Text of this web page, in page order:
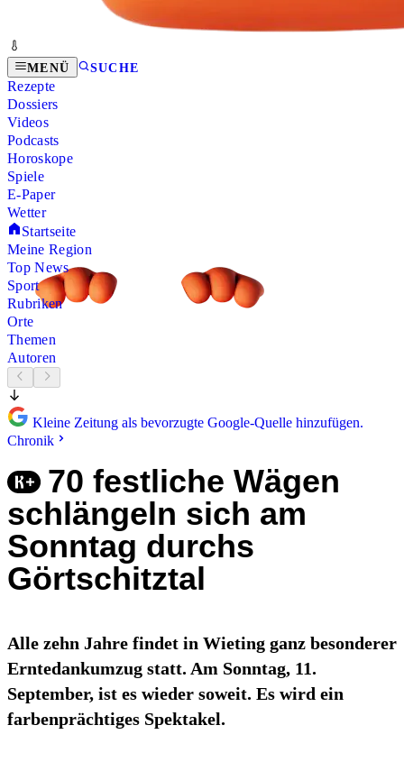
MENÜ SUCHE
Rezepte
Dossiers
Videos
Podcasts
Horoskope
Spiele
E-Paper
Wetter
Startseite
Meine Region
Top News
Sport
Rubriken
Orte
Themen
Autoren
Kleine Zeitung als bevorzugte Google-Quelle hinzufügen.
Chronik
70 festliche Wägen
schlängeln sich am
Sonntag durchs
Görtschitztal
Alle zehn Jahre findet in Wieting ganz besonderer
Erntedankumzug statt. Am Sonntag, 11.
September, ist es wieder soweit. Es wird ein
farbenprächtiges Spektakel.